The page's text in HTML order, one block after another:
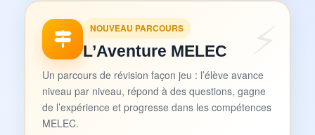
NOUVEAU PARCOURS
L’Aventure MELEC
Un parcours de révision façon jeu : l’élève avance
niveau par niveau, répond à des questions, gagne
de l’expérience et progresse dans les compétences
MELEC.